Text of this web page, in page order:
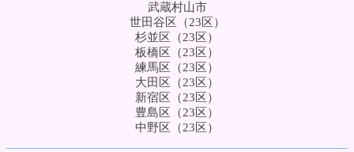
武蔵村山市
世田谷区（23区）
杉並区（23区）
板橋区（23区）
練馬区（23区）
大田区（23区）
新宿区（23区）
豊島区（23区）
中野区（23区）